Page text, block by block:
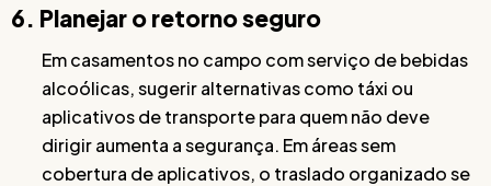
6. Planejar o retorno seguro
Em casamentos no campo com serviço de bebidas
alcoólicas, sugerir alternativas como táxi ou
aplicativos de transporte para quem não deve
dirigir aumenta a segurança. Em áreas sem
cobertura de aplicativos, o traslado organizado se